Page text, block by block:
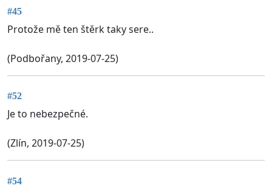
#45
Protože mě ten štěrk taky sere..
(Podbořany, 2019-07-25)
#52
Je to nebezpečné.
(Zlín, 2019-07-25)
#54